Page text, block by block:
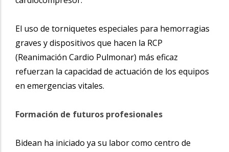
El uso de torniquetes especiales para hemorragias
graves y dispositivos que hacen la RCP
(Reanimación Cardio Pulmonar) más eficaz
refuerzan la capacidad de actuación de los equipos
en emergencias vitales.
Formación de futuros profesionales
Bidean ha iniciado ya su labor como centro de